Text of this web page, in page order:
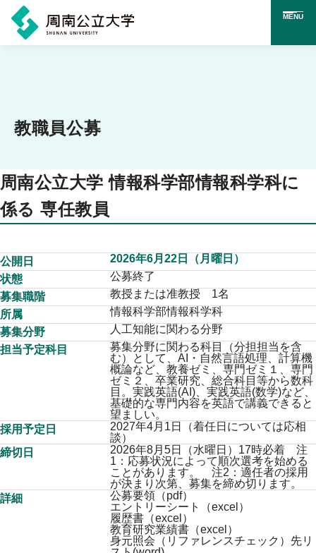
ン
ツ
ス
キ
ッ
プ
MENU
教職員公募
周南公立大学 情報科学部情報科学科に
係る 専任教員
公開日
2026年6月22日（月曜日）
状態
公募終了
募集職階
教授または准教授 1名
所属
情報科学部情報科学科
募集分野
人工知能に関わる分野
担当予定科目
募集分野に関わる科目（分担担当を含
む）として、AI・自然言語処理、計算機
概論など、教養ゼミ、専門ゼミ１、専門
ゼミ２、卒業研究、総合科目等から数科
目。実践英語(AI)、実践英語(数学)など、
基礎的な専門内容を英語で講義できると
望ましい。
採用予定日
2027年4月1日（着任日については応相
談）
締切日
2026年8月5日（水曜日）17時必着 注
1：応募状況によって順次選考を始める
ことがあります。 注2：適任者の採用
が決まり次第、募集を締め切ります。
詳細
公募要領（pdf）
エントリーシート（excel）
履歴書（excel）
教育研究業績書（excel）
身元照会（リファレンスチェック）先リ